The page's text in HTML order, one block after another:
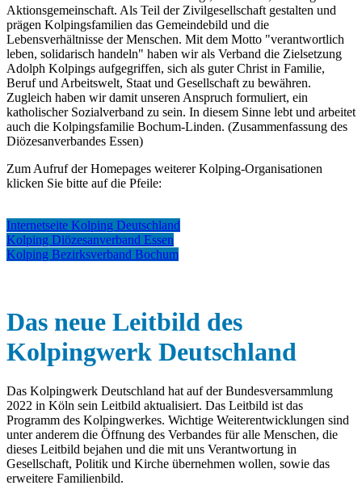
Aktionsgemeinschaft. Als Teil der Zivilgesellschaft gestalten und
prägen Kolpingsfamilien das Gemeindebild und die
Lebensverhältnisse der Menschen. Mit dem Motto "verantwortlich
leben, solidarisch handeln" haben wir als Verband die Zielsetzung
Adolph Kolpings aufgegriffen, sich als guter Christ in Familie,
Beruf und Arbeitswelt, Staat und Gesellschaft zu bewähren.
Zugleich haben wir damit unseren Anspruch formuliert, ein
katholischer Sozialverband zu sein. In diesem Sinne lebt und arbeitet
auch die Kolpingsfamilie Bochum-Linden. (Zusammenfassung des
Diözesanverbandes Essen)
Zum Aufruf der Homepages weiterer Kolping-Organisationen
klicken Sie bitte auf die Pfeile:
Internetseite Kolping Deutschland
Kolping Diözesanverband Essen
Kolping Bezirksverband Bochum
Das neue Leitbild des
Kolpingwerk Deutschland
Das Kolpingwerk Deutschland hat auf der Bundesversammlung
2022 in Köln sein Leitbild aktualisiert. Das Leitbild ist das
Programm des Kolpingwerkes. Wichtige Weiterentwicklungen sind
unter anderem die Öffnung des Verbandes für alle Menschen, die
dieses Leitbild bejahen und die mit uns Verantwortung in
Gesellschaft, Politik und Kirche übernehmen wollen, sowie das
erweitere Familienbild.